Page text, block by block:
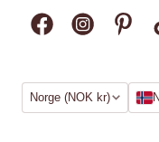
Region
Norge (NOK kr)